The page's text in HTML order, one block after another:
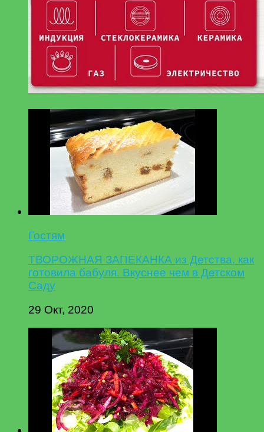
Гостям
ТВОРОЖНАЯ ЗАПЕКАНКА из Детства, как
готовила бабуля. Вкуснее чем в Детском
Саду
29 Окт, 2020